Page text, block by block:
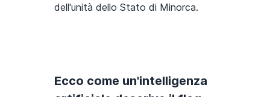
dell'unità dello Stato di Minorca.
Ecco come un'intelligenza